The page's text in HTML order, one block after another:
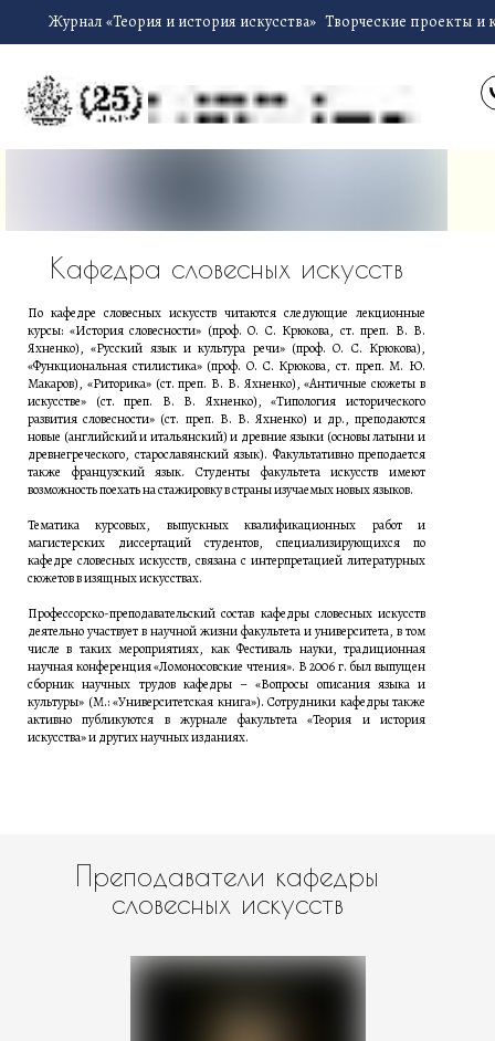
Журнал «Теория и история искусства» Творческие проекты и
По кафедре словесных искусств читаются следующие лекционные
курсы: «История словесности» (проф. О. С. Крюкова, ст. преп. В. В.
Яхненко), «Русский язык и культура речи» (проф. О. С. Крюкова),
«Функциональная стилистика» (проф. О. С. Крюкова, ст. преп. М. Ю.
Макаров), «Риторика» (ст. преп. В. В. Яхненко), «Античные сюжеты в
искусстве» (ст. преп. В. В. Яхненко), «Типология исторического
развития словесности» (ст. преп. В. В. Яхненко) и др., преподаются
новые (английский и итальянский) и древние языки (основы латыни и
древнегреческого, старославянский язык). Факультативно преподается
также французский язык. Студенты факультета искусств имеют
возможность поехать на стажировку в страны изучаемых новых языков.
Тематика курсовых, выпускных квалификационных работ и
магистерских диссертаций студентов, специализирующихся по
кафедре словесных искусств, связана с интерпретацией литературных
сюжетов в изящных искусствах.
Профессорско-преподавательский состав кафедры словесных искусств
деятельно участвует в научной жизни факультета и университета, в том
числе в таких мероприятиях, как Фестиваль науки, традиционная
научная конференция «Ломоносовские чтения». В 2006 г. был выпущен
сборник научных трудов кафедры – «Вопросы описания языка и
культуры» (М.: «Университетская книга»). Сотрудники кафедры также
активно публикуются в журнале факультета «Теория и история
искусства» и других научных изданиях.
Кафедра словесных искусств
Преподаватели кафедры
словесных искусств